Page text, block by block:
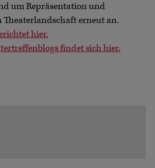
um Repräsentation und
Theaterlandschaft erneut an.
hier.
findet sich hier.